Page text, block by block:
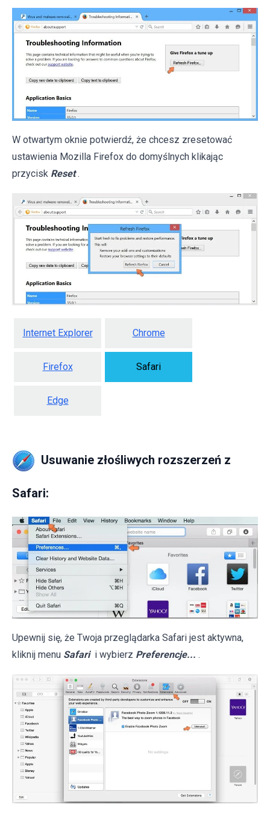
W otwartym oknie potwierdź, że chcesz zresetować
ustawienia Mozilla Firefox do domyślnych klikając
przycisk Reset .
Internet Explorer Chrome
Firefox Safari
Edge
Usuwanie złośliwych rozszerzeń z
Safari:
Upewnij się, że Twoja przeglądarka Safari jest aktywna,
kliknij menu Safari i wybierz Preferencje... .